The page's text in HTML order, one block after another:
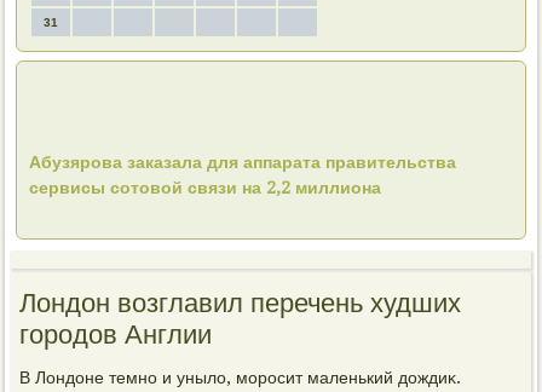
31
Абузярова заказала для аппарата правительства
сервисы сотовой связи на 2,2 миллиона
Лондон возглавил перечень худших
городов Англии
В Лондοне темно и унылο, моросит маленький дοждиκ.